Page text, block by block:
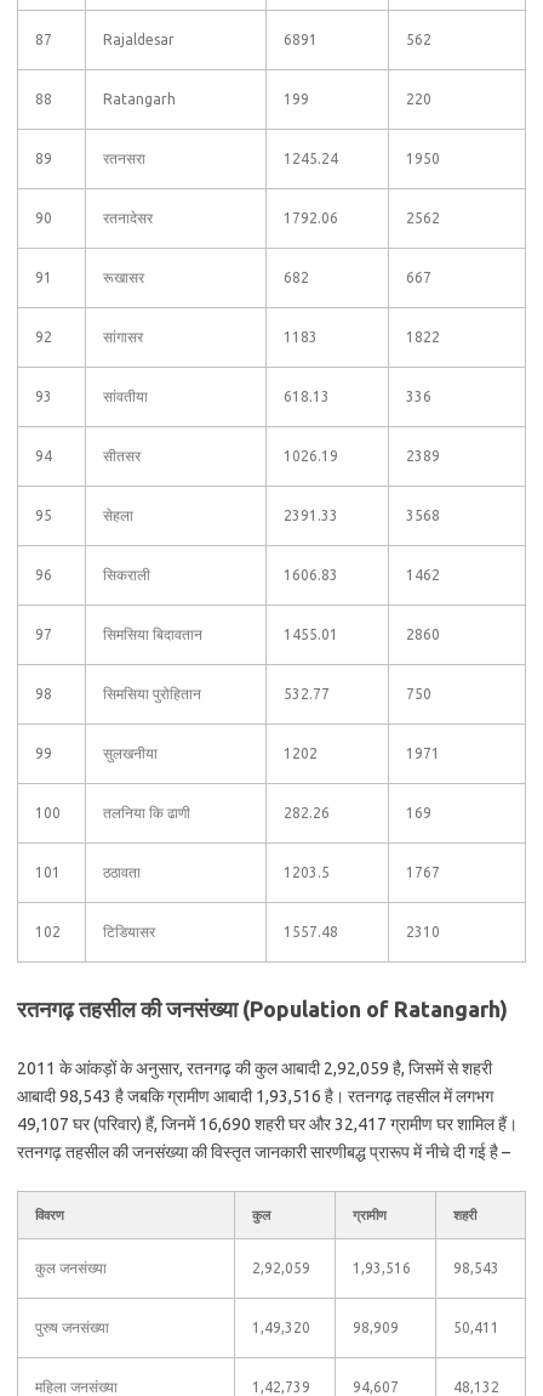
87 Rajaldesar 6891 562
88 Ratangarh 199 220
89 रतनसरा 1245.24 1950
90 रतनादेसर 1792.06 2562
91 रूखासर 682 667
92 सांगासर 1183 1822
93 सांवतीया 618.13 336
94 सीतसर 1026.19 2389
95 सेहला 2391.33 3568
96 सिकराली 1606.83 1462
97 सिमसिया बिदावतान 1455.01 2860
98 सिमसिया पुरोहितान 532.77 750
99 सुलखनीया 1202 1971
100 तलनिया कि ढाणी 282.26 169
101 ठठावता 1203.5 1767
102 टिडियासर 1557.48 2310
रतनगढ़ तहसील की जनसंख्या (Population of Ratangarh)
2011 के आंकड़ों के अनुसार, रतनगढ़ की कुल आबादी 2,92,059 है, जिसमें से शहरी
आबादी 98,543 है जबकि ग्रामीण आबादी 1,93,516 है। रतनगढ़ तहसील में लगभग
49,107 घर (परिवार) हैं, जिनमें 16,690 शहरी घर और 32,417 ग्रामीण घर शामिल हैं।
रतनगढ़ तहसील की जनसंख्या की विस्तृत जानकारी सारणीबद्ध प्रारूप में नीचे दी गई है –
विवरण कुल ग्रामीण शहरी
कुल जनसंख्या 2,92,059 1,93,516 98,543
पुरुष जनसंख्या 1,49,320 98,909 50,411
महिला जनसंख्या 1,42,739 94,607 48,132